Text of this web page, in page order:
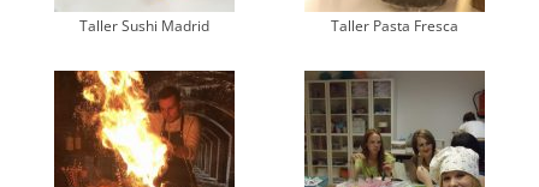
Taller Sushi Madrid Taller Pasta Fresca